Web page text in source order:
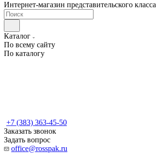
Интернет-магазин представительского класса
Каталог
По всему сайту
По каталогу
+7 (383) 363-45-50
Заказать звонок
Задать вопрос
office@rosspak.ru